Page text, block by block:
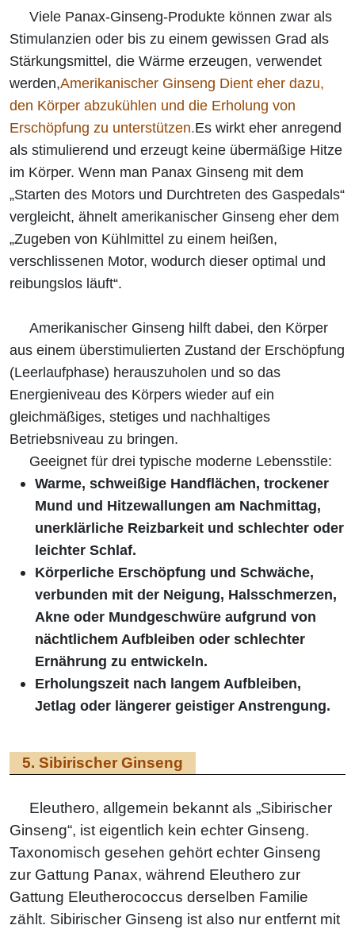
Viele Panax-Ginseng-Produkte können zwar als
Stimulanzien oder bis zu einem gewissen Grad als
Stärkungsmittel, die Wärme erzeugen, verwendet
werden,Amerikanischer Ginseng Dient eher dazu,
den Körper abzukühlen und die Erholung von
Erschöpfung zu unterstützen.Es wirkt eher anregend
als stimulierend und erzeugt keine übermäßige Hitze
im Körper. Wenn man Panax Ginseng mit dem
„Starten des Motors und Durchtreten des Gaspedals“
vergleicht, ähnelt amerikanischer Ginseng eher dem
„Zugeben von Kühlmittel zu einem heißen,
verschlissenen Motor, wodurch dieser optimal und
reibungslos läuft“.
Amerikanischer Ginseng hilft dabei, den Körper
aus einem überstimulierten Zustand der Erschöpfung
(Leerlaufphase) herauszuholen und so das
Energieniveau des Körpers wieder auf ein
gleichmäßiges, stetiges und nachhaltiges
Betriebsniveau zu bringen.
Geeignet für drei typische moderne Lebensstile:
Warme, schweißige Handflächen, trockener
Mund und Hitzewallungen am Nachmittag,
unerklärliche Reizbarkeit und schlechter oder
leichter Schlaf.
Körperliche Erschöpfung und Schwäche,
verbunden mit der Neigung, Halsschmerzen,
Akne oder Mundgeschwüre aufgrund von
nächtlichem Aufbleiben oder schlechter
Ernährung zu entwickeln.
Erholungszeit nach langem Aufbleiben,
Jetlag oder längerer geistiger Anstrengung.
5. Sibirischer Ginseng
Eleuthero, allgemein bekannt als „Sibirischer
Ginseng“, ist eigentlich kein echter Ginseng.
Taxonomisch gesehen gehört echter Ginseng
zur Gattung Panax, während Eleuthero zur
Gattung Eleutherococcus derselben Familie
zählt. Sibirischer Ginseng ist also nur entfernt mit